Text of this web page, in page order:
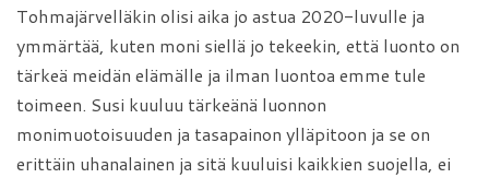
Tohmajärvelläkin olisi aika jo astua 2020-luvulle ja
ymmärtää, kuten moni siellä jo tekeekin, että luonto on
tärkeä meidän elämälle ja ilman luontoa emme tule
toimeen. Susi kuuluu tärkeänä luonnon
monimuotoisuuden ja tasapainon ylläpitoon ja se on
erittäin uhanalainen ja sitä kuuluisi kaikkien suojella, ei